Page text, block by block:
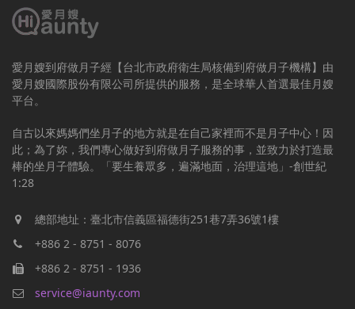
愛月嫂到府做月子經【台北市政府衛生局核備到府做月子機構】由
愛月嫂國際股份有限公司所提供的服務，是全球華人首選最佳月嫂
平台。
自古以來媽媽們坐月子的地方就是在自己家裡而不是月子中心！因
此；為了妳，我們專心做好到府做月子服務的事，並致力於打造最
棒的坐月子體驗。「要生養眾多，遍滿地面，治理這地」-創世紀
1:28
總部地址：臺北市信義區福德街251巷7弄36號1樓
+886 2 - 8751 - 8076
+886 2 - 8751 - 1936
service@iaunty.com